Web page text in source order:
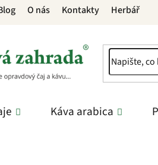
O nás Kontakty Herbář
Káva arabica